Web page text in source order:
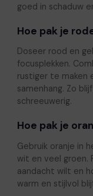
goed in schaduw
Hoe pak je
Doseer rood en
focusplekken.
rustiger te maken
samenhang. Zo
schreeuwerig.
Hoe pak je
Gebruik oranje in
wit en veel groen.
aandacht wilt en
warm en stijlvol